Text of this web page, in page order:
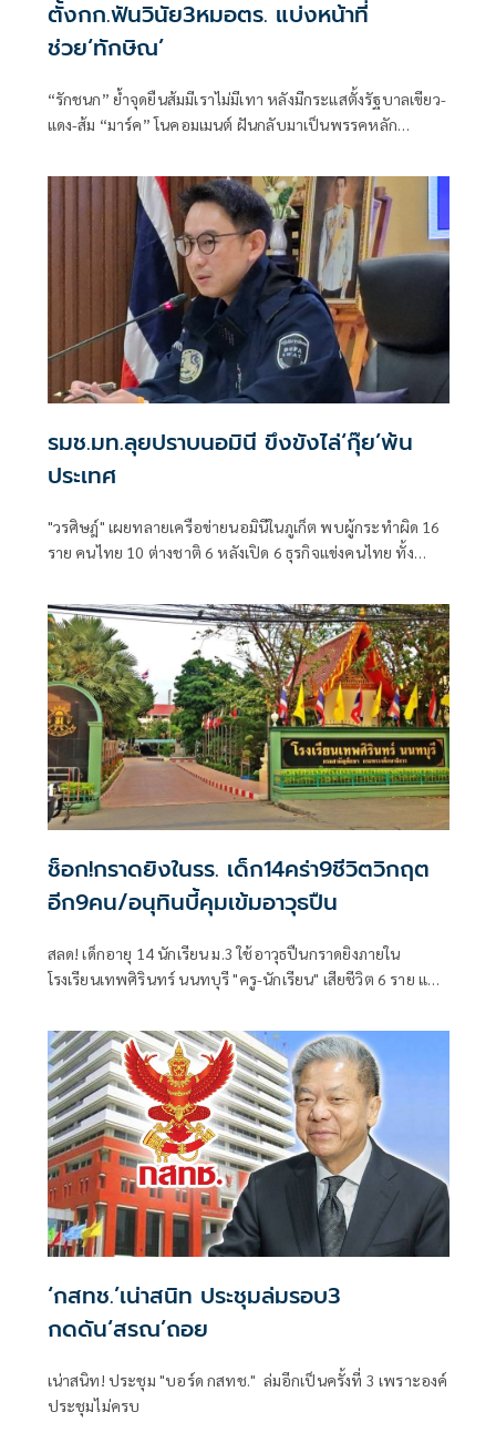
ตั้งกก.ฟันวินัย3หมอตร. แบ่งหน้าที่
ช่วย‘ทักษิณ’
“รักชนก” ย้ำจุดยืนส้มมีเราไม่มีเทา หลังมีกระแสตั้งรัฐบาลเขียว-
แดง-ส้ม “มาร์ค” โนคอมเมนต์ ฝันกลับมาเป็นพรรคหลัก
รมช.มท.ลุยปราบนอมินี ขึงขังไล่‘กุ๊ย’พ้น
ประเทศ
"วรศิษฎ์" เผยทลายเครือข่ายนอมินีในภูเก็ต พบผู้กระทำผิด 16
ราย คนไทย 10 ต่างชาติ 6 หลังเปิด 6 ธุรกิจแข่งคนไทย ทั้ง
ช็อก!กราดยิงในรร. เด็ก14คร่า9ชีวิตวิกฤต
อีก9คน/อนุทินบี้คุมเข้มอาวุธปืน
สลด! เด็กอายุ 14 นักเรียน ม.3 ใช้อาวุธปืนกราดยิงภายใน
โรงเรียนเทพศิรินทร์ นนทบุรี "ครู-นักเรียน" เสียชีวิต 6 ราย และ
‘กสทช.’เน่าสนิท ประชุมล่มรอบ3
กดดัน‘สรณ’ถอย
เน่าสนิท! ประชุม "บอร์ด กสทช." ล่มอีกเป็นครั้งที่ 3 เพราะองค์
ประชุมไม่ครบ